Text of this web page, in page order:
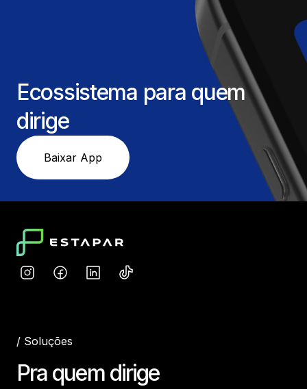
Ecossistema para quem
dirige
Baixar App
/ Soluções
Pra quem dirige